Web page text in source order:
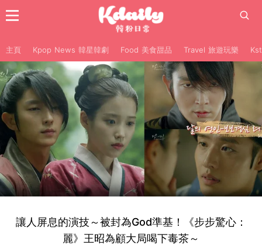
主頁 Kpop News 韓星韓劇 Food 美食甜品 Travel 旅遊玩樂
讓人屏息的演技～被封為God準基！《步步驚心：
麗》王昭為顧大局喝下毒茶～